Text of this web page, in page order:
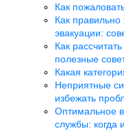
Как
Как
эвакуации:
Как
полезные
Какая
Неприятные
избежать
Оптимальное
службы: когда